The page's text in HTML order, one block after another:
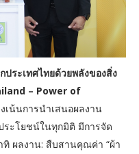
ประเทศไทยด้วยพลังของสิ่ง
– Power of
เน้นการนำเสนอผลงาน
ะโยชน์ในทุกมิติ มีการจัด
ทิ ผลงาน: สืบสานคุณค่า “ผ้า